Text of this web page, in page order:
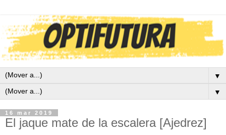
▼
▼
16 mar 2019
El jaque mate de la escalera [Ajedrez]